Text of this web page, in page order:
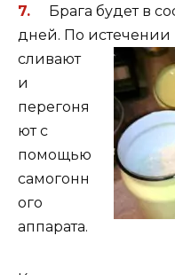
Брага будет в
дней. По
сливают
и
перегоня
ют с
помощью
самогонн
ого
аппарата.